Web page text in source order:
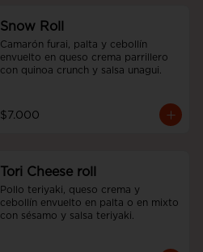
Snow Roll
Camarón furai, palta y cebollín
envuelto en queso crema parrillero
con quinoa crunch y salsa unagui.
$7.000
Tori Cheese roll
Pollo teriyaki, queso crema y
cebollín envuelto en palta o en mixto
con sésamo y salsa teriyaki.